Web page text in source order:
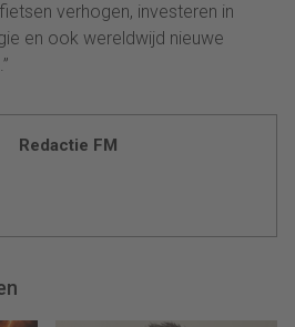
verhogen, investeren in
en ook wereldwijd nieuwe
Redactie FM